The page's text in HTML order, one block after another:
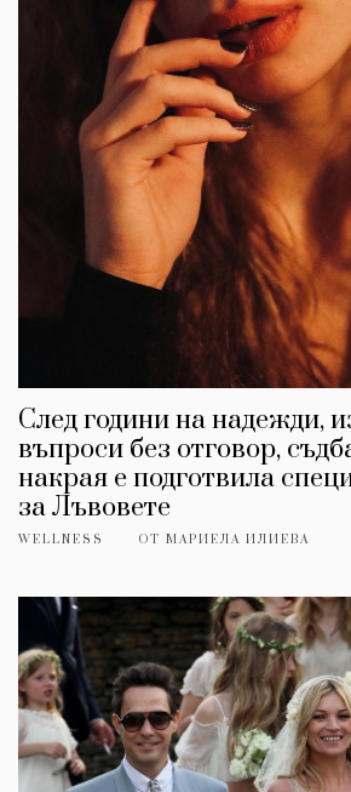
След години на надежди,
въпроси без отговор,
накрая е подготвила
за Лъвовете
WELLNESS ОТ МАРИЕЛА ИЛИЕВА